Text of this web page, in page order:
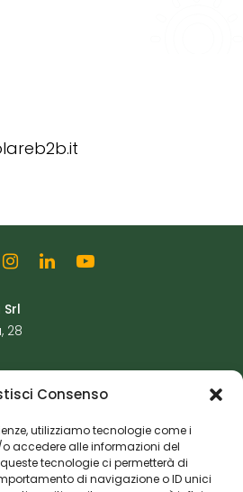
Consenso
utilizziamo tecnologie come i
accedere alle informazioni del
tecnologie ci permetterà di
di navigazione o ID unici
28